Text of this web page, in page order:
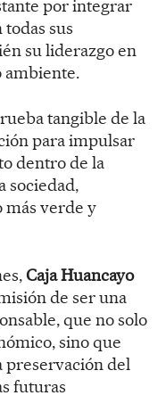
por integrar
sus
su liderazgo en
ambiente.
tangible de la
para impulsar
dentro de la
sociedad,
verde y
Caja Huancayo
de ser una
que no solo
sino que
preservación del
futuras